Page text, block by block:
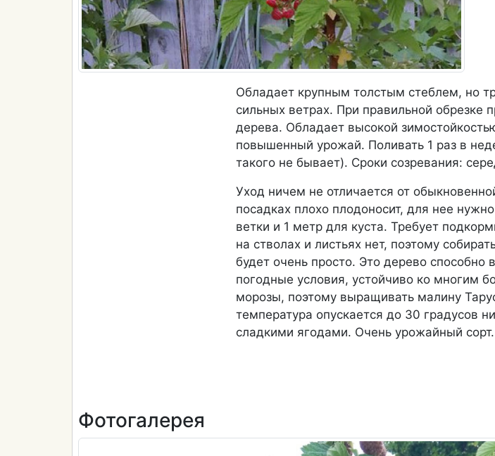
Обладает крупным толстым стеблем, но
сильных ветрах. При правильной обрезке
дерева. Обладает высокой
повышенный урожай. Поливать 1 раз в
такого не бывает). Сроки созревания:
Уход ничем не отличается от
посадках плохо плодоносит, для нее
ветки и 1 метр для куста. Требует
на стволах и листьях нет, поэтому
будет очень просто. Это дерево
погодные условия, устойчиво ко многим
морозы, поэтому выращивать малину
температура опускается до 30 градусов
сладкими ягодами. Очень урожайный сорт.
Фотогалерея